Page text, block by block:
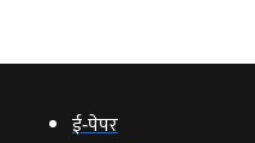
ई‑पेपर